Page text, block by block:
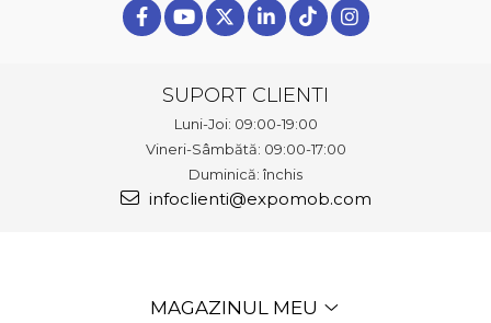
SUPORT CLIENTI
Luni-Joi: 09:00-19:00
Vineri-Sâmbătă: 09:00-17:00
Duminică: închis
infoclienti@expomob.com
MAGAZINUL MEU